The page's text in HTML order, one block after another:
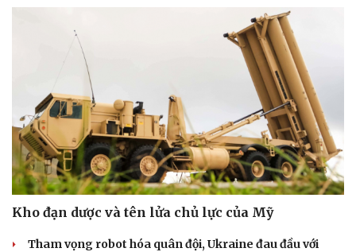
Kho đạn dược và tên lửa chủ lực của Mỹ
Tham vọng robot hóa quân đội, Ukraine đau đầu với